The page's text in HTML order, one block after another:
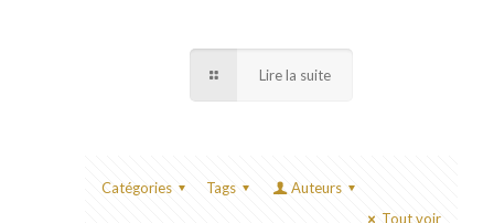
Lire la suite
Catégories Tags
Auteurs
Tout voir